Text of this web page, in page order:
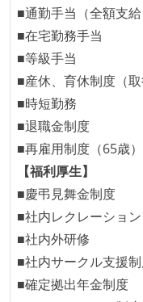
■通勤手当（全額支給
■在宅勤務手当
■等級手当
■産休、育休制度（取
■時短勤務
■退職金制度
■再雇用制度（65歳）
【福利厚生】
■慶弔見舞金制度
■社内レクレーション
■社内外研修
■社内サークル支援
■確定拠出年金制度